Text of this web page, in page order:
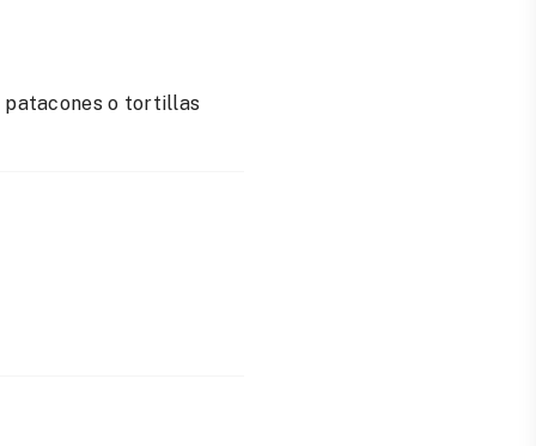
patacones o tortillas